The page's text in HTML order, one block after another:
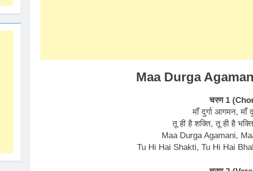
Maa Durga
चरण 1
माँ दुर्गा आगमन, माँ
तू ही है शक्ति, तू ही है
Maa Durga Agamani,
Tu Hi Hai Shakti, Tu Hi Hai